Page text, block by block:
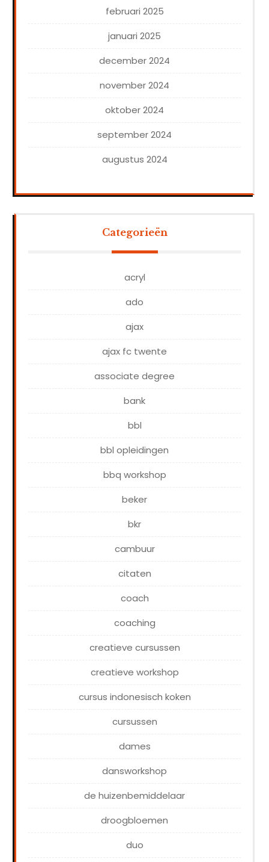
februari 2025
januari 2025
december 2024
november 2024
oktober 2024
september 2024
augustus 2024
Categorieën
acryl
ado
ajax
ajax fc twente
associate degree
bank
bbl
bbl opleidingen
bbq workshop
beker
bkr
cambuur
citaten
coach
coaching
creatieve cursussen
creatieve workshop
cursus indonesisch koken
cursussen
dames
dansworkshop
de huizenbemiddelaar
droogbloemen
duo